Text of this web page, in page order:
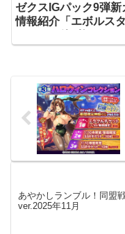
ゼクスIGパック9弾新
情報紹介「エボルス
あやかしランブル！同盟
ver.2025年11月